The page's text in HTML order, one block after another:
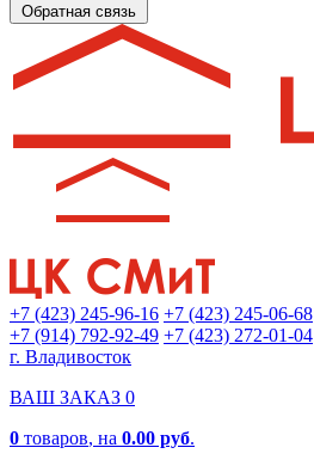
Обратная связь
+7 (423) 245-96-16 +7 (423) 245-06-68
+7 (914) 792-92-49 +7 (423) 272-01-04
г. Владивосток
ВАШ ЗАКАЗ 0
0 товаров, на 0.00 руб.